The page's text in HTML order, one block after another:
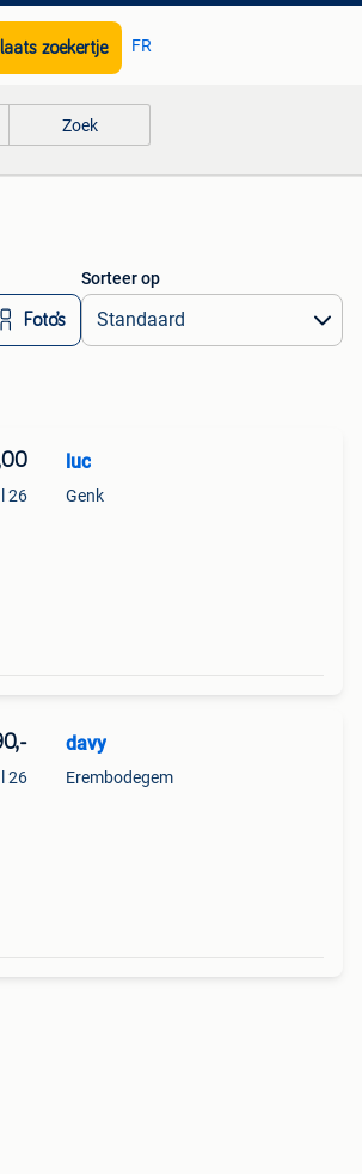
zoekertje FR
Zoek
Foto’s
Sorteer op
26
luc
Genk
26
davy
Erembodegem